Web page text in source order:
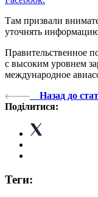
Там призвали
уточнять
Правительственное
с высоким уровнем
международное
Назад до
Поділитися:
Теги: